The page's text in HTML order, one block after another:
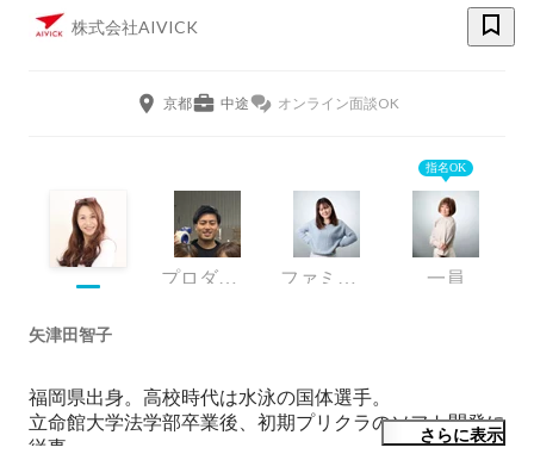
株式会社AIVICK
京都 中途 オンライン面談OK
プロダクション部/ロジスティクス課 ファミリーサクセス推進部 部長
指名OK
一員
矢津田智子
福岡県出身。高校時代は水泳の国体選手。
立命館大学法学部卒業後、初期プリクラのソフト開発に
従事。
さらに表示